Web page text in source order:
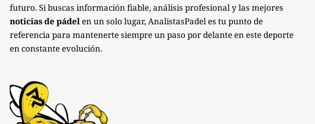
futuro. Si buscas información fiable, análisis profesional y las mejores
noticias de pádel en un solo lugar, AnalistasPadel es tu punto de
referencia para mantenerte siempre un paso por delante en este deporte
en constante evolución.